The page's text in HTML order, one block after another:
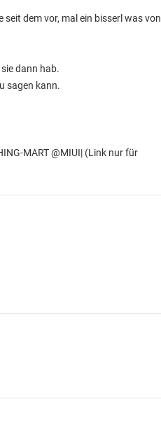
dem vor, mal ein bisserl was von
dann hab.
sagen kann.
MART @MIUI| (Link nur für